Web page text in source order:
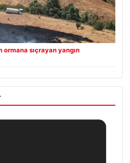
ormana sıçrayan yangın